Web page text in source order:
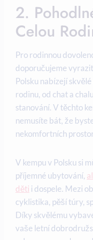
2.
Celou
Pro rodinnou
doporučujeme
Polsku nabízejí
rodinu, ‌od chat ‍a
stanování. V ⁢těchto
⁣nemusíte bát, že
nekomfortních
V⁤ kempu v Polsku si
příjemné ubytování,‍
děti i dospele. Mezi
cyklistika, pěší⁤ túry,
Díky skvělému
vaše letní